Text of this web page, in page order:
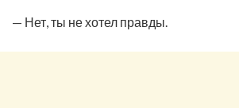
— Нет, ты не хотел правды.